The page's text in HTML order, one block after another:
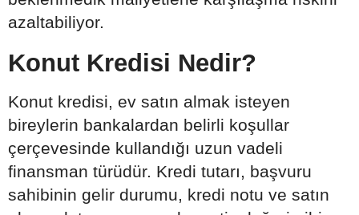
azaltabiliyor.
Konut Kredisi Nedir?
Konut kredisi, ev satın almak isteyen
bireylerin bankalardan belirli koşullar
çerçevesinde kullandığı uzun vadeli
finansman türüdür. Kredi tutarı, başvuru
sahibinin gelir durumu, kredi notu ve satın